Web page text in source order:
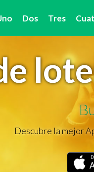
Dos Tres
Descubre la mejor